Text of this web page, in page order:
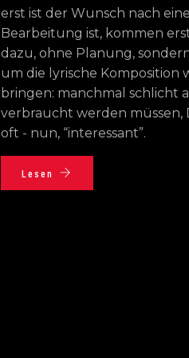
erst ist der Wunsch nach
Bearbeitung ist, kommen
dazu, ohne Planung,
um die lyrische Komposition
bringen: manchmal schlicht
verbraucht werden müssen,
oft - nun, “interessant”.
Lesen